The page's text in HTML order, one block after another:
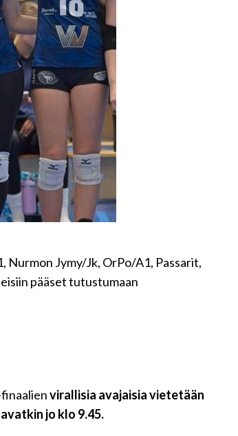
Jymy/Jk, OrPo/A1, Passarit,
pääset tutustumaan
virallisia avajaisia vietetään
jo klo 9.45.